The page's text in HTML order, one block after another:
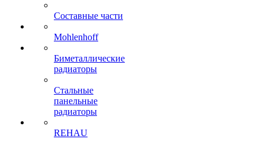
Составные части
Mohlenhoff
Биметаллические
радиаторы
Стальные
панельные
радиаторы
REHAU